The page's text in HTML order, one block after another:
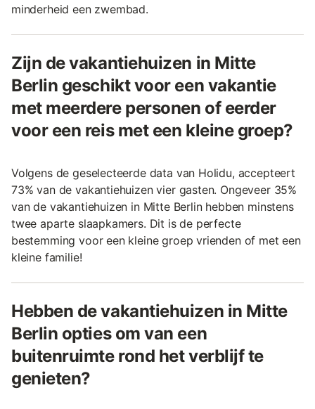
minderheid een zwembad.
Zijn de vakantiehuizen in Mitte
Berlin geschikt voor een vakantie
met meerdere personen of eerder
voor een reis met een kleine groep?
Volgens de geselecteerde data van Holidu, accepteert
73% van de vakantiehuizen vier gasten. Ongeveer 35%
van de vakantiehuizen in Mitte Berlin hebben minstens
twee aparte slaapkamers. Dit is de perfecte
bestemming voor een kleine groep vrienden of met een
kleine familie!
Hebben de vakantiehuizen in Mitte
Berlin opties om van een
buitenruimte rond het verblijf te
genieten?